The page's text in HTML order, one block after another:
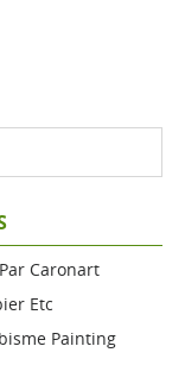
Caronart
Etc
Painting